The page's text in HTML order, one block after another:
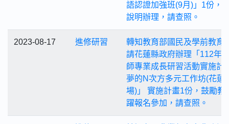
語認證加強班(9月)」1份，
說明辦理，請查照。
2023-08-17 進修研習
轉知教育部國民及學前教育
請花蓮縣政府辦理「112年
師專業成長研習活動實施計
夢的N次方多元工作坊(花蓮
場)」 實施計畫1份，鼓勵教
躍報名參加，請查照。